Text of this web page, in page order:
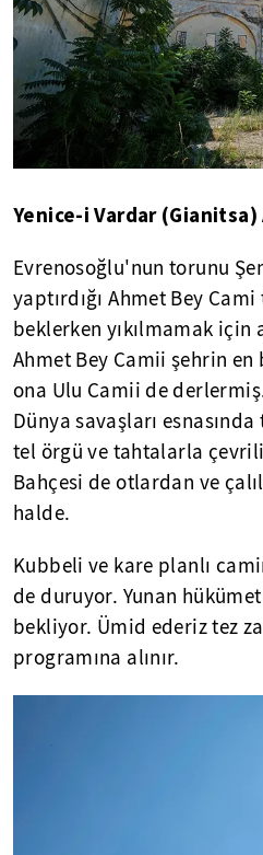
Yenice-i Vardar (Gianitsa)
Evrenosoğlu'nun torunu
yaptırdığı Ahmet Bey
beklerken yıkılmamak
Ahmet Bey Camii şehrin
ona Ulu Camii de
Dünya savaşları
tel örgü ve tahtalarla
Bahçesi de otlardan ve
halde.
Kubbeli ve kare planlı
de duruyor. Yunan
bekliyor. Ümid ederiz tez
programına alınır.